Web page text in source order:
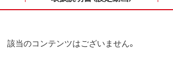
該当のコンテンツはございません。